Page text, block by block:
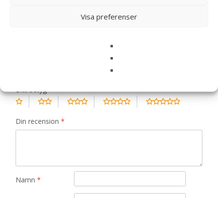
Visa preferenser
Bli först med att recensera ”Dog Original
Din e-postadress kommer inte publiceras.
Din recension *
Namn *